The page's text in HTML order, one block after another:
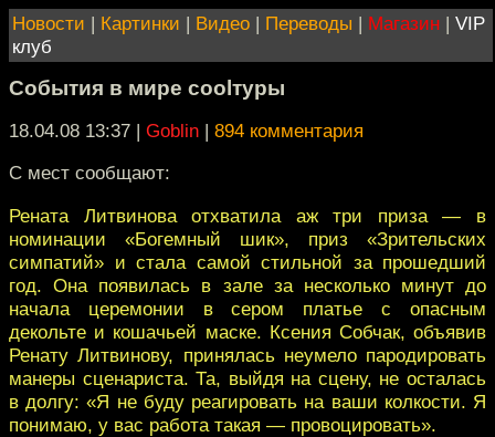
Новости | Картинки | Видео | Переводы | Магазин | VIP
клуб
События в мире coolтуры
18.04.08 13:37 | Goblin | 894 комментария
С мест сообщают:
Рената Литвинова отхватила аж три приза — в
номинации «Богемный шик», приз «Зрительских
симпатий» и стала самой стильной за прошедший
год. Она появилась в зале за несколько минут до
начала церемонии в сером платье с опасным
декольте и кошачьей маске. Ксения Собчак, объявив
Ренату Литвинову, принялась неумело пародировать
манеры сценариста. Та, выйдя на сцену, не осталась
в долгу: «Я не буду реагировать на ваши колкости. Я
понимаю, у вас работа такая — провоцировать».